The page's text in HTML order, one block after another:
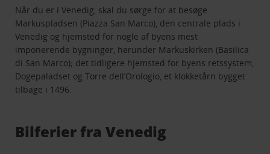
Når du er i Venedig, skal du sørge for at besøge
Markuspladsen (Piazza San Marco), den centrale plads i
Venedig og hjemsted for nogle af byens mest
imponerende bygninger, herunder Markuskirken (Basilica
di San Marco); det tidligere hjemsted for byens retssystem,
Dogepaladset og Torre dell’Orologio, et klokketårn bygget
tilbage i 1496.
Bilferier fra Venedig